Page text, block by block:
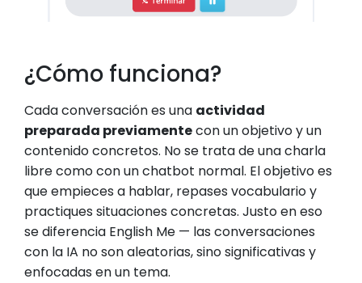
¿Cómo funciona?
Cada conversación es una actividad
preparada previamentecon un objetivo y un
contenido concretos. No se trata de una charla
libre como con un chatbot normal. El objetivo es
que empieces a hablar, repases vocabulario y
practiques situaciones concretas. Justo en eso
se diferencia English Me — las conversaciones
con la IA no son aleatorias, sino significativas y
enfocadas en un tema.